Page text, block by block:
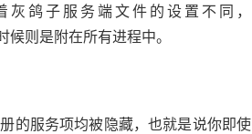
鸽子服务端文件的设置不同，
则是附在所有进程中。
的服务项均被隐藏，也就是说你即使